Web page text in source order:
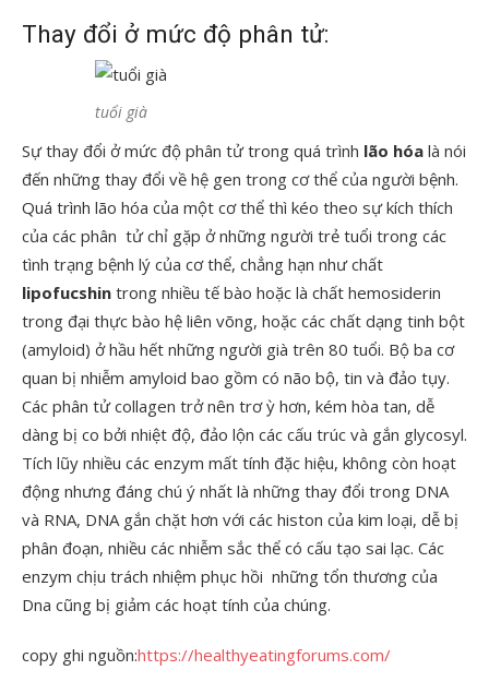
Thay đổi ở mức độ phân tử:
tuổi già
Sự thay đổi ở mức độ phân tử trong quá trình lão hóa là nói
đến những thay đổi về hệ gen trong cơ thể của người bệnh.
Quá trình lão hóa của một cơ thể thì kéo theo sự kích thích
của các phân tử chỉ gặp ở những người trẻ tuổi trong các
tình trạng bệnh lý của cơ thể, chẳng hạn như chất
lipofucshin trong nhiều tế bào hoặc là chất hemosiderin
trong đại thực bào hệ liên võng, hoặc các chất dạng tinh bột
(amyloid) ở hầu hết những người già trên 80 tuổi. Bộ ba cơ
quan bị nhiễm amyloid bao gồm có não bộ, tin và đảo tụy.
Các phân tử collagen trở nên trơ ỳ hơn, kém hòa tan, dễ
dàng bị co bởi nhiệt độ, đảo lộn các cấu trúc và gắn glycosyl.
Tích lũy nhiều các enzym mất tính đặc hiệu, không còn hoạt
động nhưng đáng chú ý nhất là những thay đổi trong DNA
và RNA, DNA gắn chặt hơn với các histon của kim loại, dễ bị
phân đoạn, nhiều các nhiễm sắc thể có cấu tạo sai lạc. Các
enzym chịu trách nhiệm phục hồi những tổn thương của
Dna cũng bị giảm các hoạt tính của chúng.
copy ghi nguồn:https://healthyeatingforums.com/